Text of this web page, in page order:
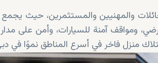
والمهنيين والمستثمرين، حيث
ومواقف آمنة للسيارات، وأمن على
منزل فاخر في أسرع المناطق نموًا في